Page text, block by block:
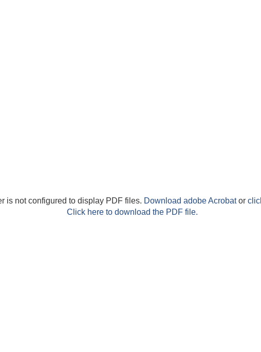
is not configured to display PDF files. Download adobe Acrobator
Click here to download the PDF file.